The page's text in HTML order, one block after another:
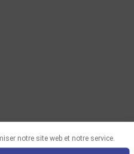
notre site web et notre service.